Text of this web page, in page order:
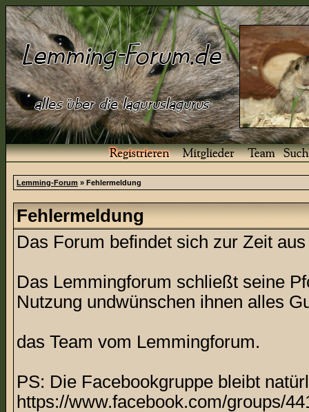
Lemming-Forum » Fehlermeldung
Fehlermeldung
Das Forum befindet sich zur Zeit
Das Lemmingforum schließt seine
Nutzung undwünschen ihnen alles
das Team vom Lemmingforum.
PS: Die Facebookgruppe bleibt
https://www.facebook.com/groups/